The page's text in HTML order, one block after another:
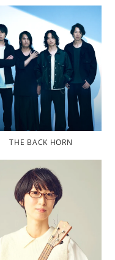
THE BACK HORN